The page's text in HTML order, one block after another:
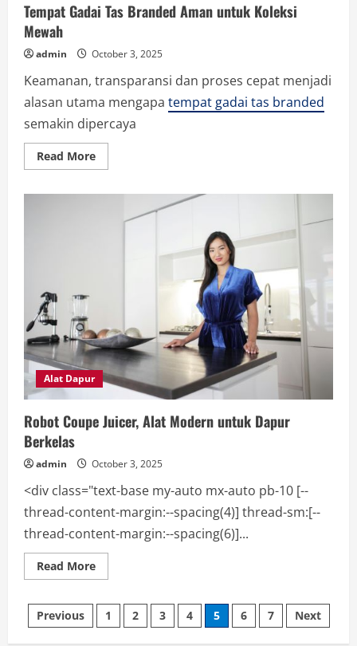
Tempat Gadai Tas Branded Aman untuk Koleksi
Mewah
admin October 3, 2025
Keamanan, transparansi dan proses cepat menjadi
alasan utama mengapa tempat gadai tas branded
semakin dipercaya
Read MoreRead
more
Branded
Alat Dapur
Robot Coupe Juicer, Alat Modern untuk Dapur
Berkelas
admin October 3, 2025
<div class="text-base my-auto mx-auto pb-10 [--
thread-content-margin:--spacing(4)] thread-sm:[--
thread-content-margin:--spacing(6)]...
Read MoreRead
more
Coupe
Juicer,
Alat
Posts
Previous 1 2 3 4 5 6 7 Next